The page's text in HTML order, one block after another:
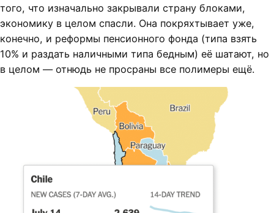
того, что изначально закрывали страну блоками,
экономику в целом спасли. Она покряхтывает уже,
конечно, и реформы пенсионного фонда (типа взять
10% и раздать наличными типа бедным) её шатают, но
в целом — отнюдь не просраны все полимеры ещё.